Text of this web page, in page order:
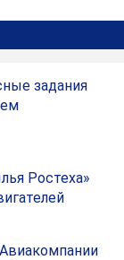
задания
Ростеха»